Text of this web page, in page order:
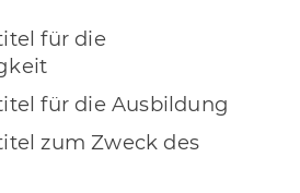
für die
für die Ausbildung
zum Zweck des